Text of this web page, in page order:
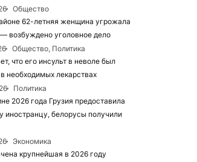
Общество
62-летняя женщина угрожала
возбуждено уголовное дело
Общество, Политика
что его инсульт в неволе был
необходимых лекарствах
Политика
2026 года Грузия предоставила
иностранцу, белорусы получили
Экономика
крупнейшая в 2026 году